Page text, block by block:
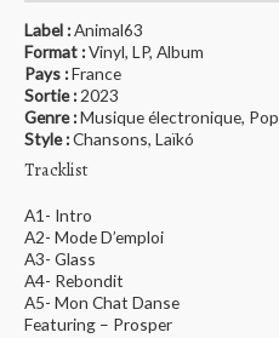
Label :Animal63
Format :Vinyl, LP, Album
Pays :France
Sortie : 2023
Genre :Musique électronique, Pop
Style :Chansons, Laïkó
Tracklist
A1- Intro
A2- Mode D’emploi
A3- Glass
A4- Rebondit
A5- Mon Chat Danse
Featuring – Prosper